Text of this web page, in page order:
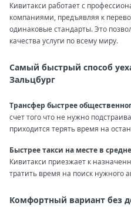
Кивитакси работает с
компаниями, предъявляя к
одинаковые стандарты. Это
качества услуги по всему миру.
Самый быстрый способ
Зальцбург
Трансфер быстрее
счет того что не нужно
приходится терять время на
Быстрее такси на месте в
Кивитакси приезжает к
тратить время на поиск нужного
Комфортный вариант без